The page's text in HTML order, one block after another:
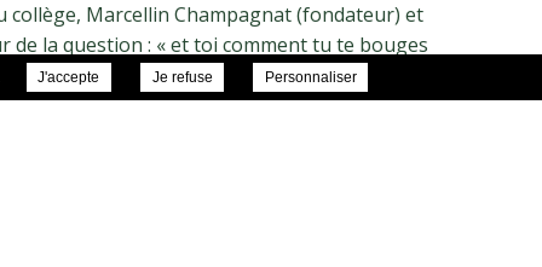
collège, Marcellin Champagnat (fondateur) et
de la question : « et toi comment tu te bouges
J'accepte Je refuse Personnaliser